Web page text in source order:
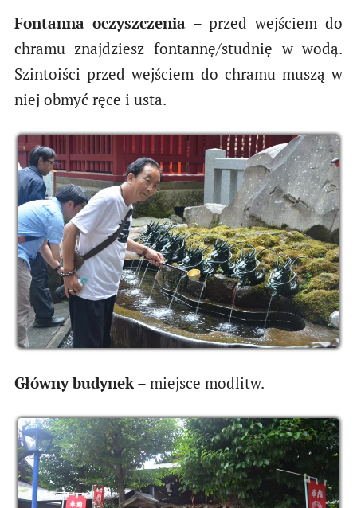
Fontanna oczyszczenia– przed wejściem do
chramu znajdziesz fontannę/studnię w wodą.
Szintoiści przed wejściem do chramu muszą w
niej obmyć ręce i usta.
Główny budynek– miejsce modlitw.